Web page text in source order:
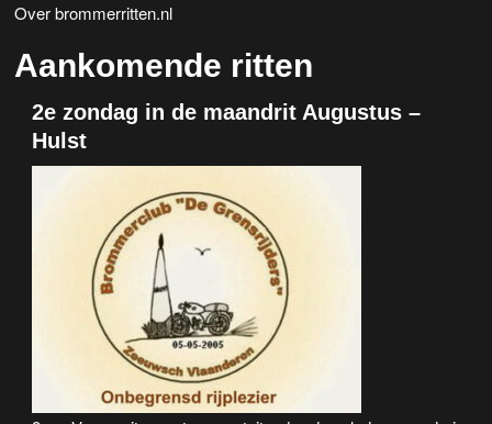
Over brommerritten.nl
Aankomende ritten
2e zondag in de maandrit Augustus –
Hulst